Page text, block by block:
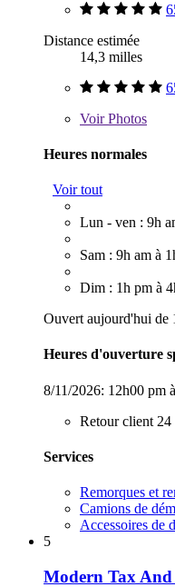
Distance estimée
14,3 milles
VoirPhotos
Heures normales
Voir tout
Lun - ven : 9h
Sam : 9h am à
Dim : 1h pm à
Ouvert aujourd'hui de
Heures d'ouverture
8/11/2026: 12h00 pm
Retour client 24
Services
Remorques et
Camions de
Accessoires de
5
Modern Tax And